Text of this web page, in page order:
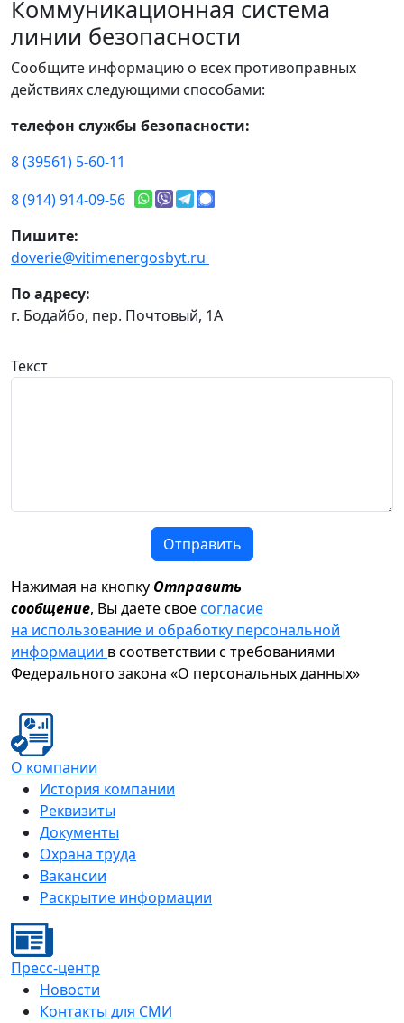
Коммуникационная система
линии безопасности
Сообщите информацию о всех противоправных
действиях следующими способами:
телефон службы безопасности:
8 (39561) 5-60-11
8 (914) 914-09-56
Пишите:
doverie@vitimenergosbyt.ru
По адресу:
г. Бодайбо, пер. Почтовый, 1А
Текст
Отправить
Нажимая на кнопку Отправить
сообщение, Вы даете своесогласие
на использование и обработку персональной
информации в соответствии с требованиями
Федерального закона «О персональных данных»
О компании
История компании
Реквизиты
Документы
Охрана труда
Вакансии
Раскрытие информации
Пресс-центр
Новости
Контакты для СМИ